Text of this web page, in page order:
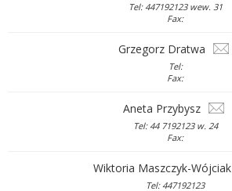
Tel: 447192123 wew. 31
Fax:
Grzegorz Dratwa
Tel:
Fax:
Aneta Przybysz
Tel: 44 7192123 w. 24
Fax:
Wiktoria Maszczyk-Wójciak
Tel: 447192123